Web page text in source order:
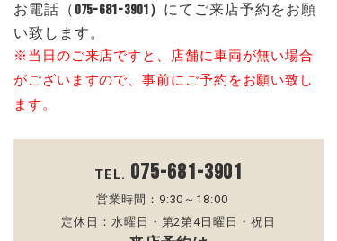
お電話（ 075-681-3901） にてご来店予約をお願
い致します。
※当日のご来店ですと、店舗に車両が無い場合
がございますので、事前にご予約をお願い致し
ます。
TEL. 075-681-3901
営業時間：9:30～18:00
定休日：水曜日・第2第4日曜日・祝日